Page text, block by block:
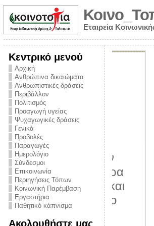
Εταιρεία
Κεντρικό μενού
Αρχική
Ανθρώπινα δικαιώματα
Ανθρωπιστικές δράσεις
Περιβάλλον
Πολιτισμός
Προαγωγή υγείας
Ψυχαγωγικές δράσεις
Γενικά
Προβολές
Παραγωγές
Ημερολόγιο
Σύνδεσμοι
Επικοινωνία
Περιηγήσεις Τόπων
Κοινωνική Παρέμβαση
Εργαστήρια
Παθητικό κάπνισμα
Ακολουθήστε μας
από την
την ημέρα
και
στο
Πρόληψης